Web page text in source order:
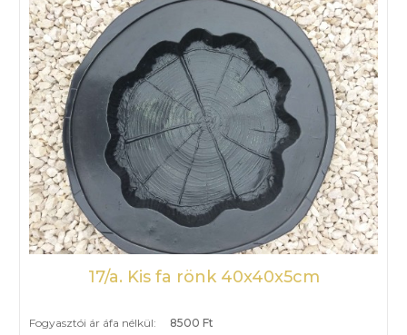
17/a. Kis fa rönk 40x40x5cm
Fogyasztói ár áfa nélkül:
8500 Ft